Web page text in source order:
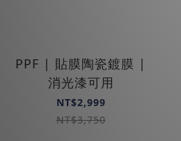
PPF | 貼膜陶瓷鍍膜 |
消光漆可用
NT$2,999
NT$3,750